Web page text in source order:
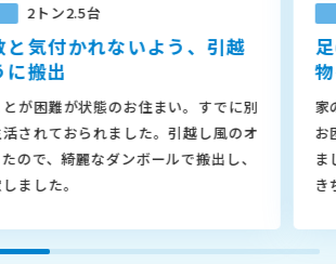
2トン2.5台
と気付かれないよう、引越
に搬出
が困難が状態のお住まい。すでに別
されておられました。引越し風のオ
ので、綺麗なダンボールで搬出し、
ました。
家
お
ま
き